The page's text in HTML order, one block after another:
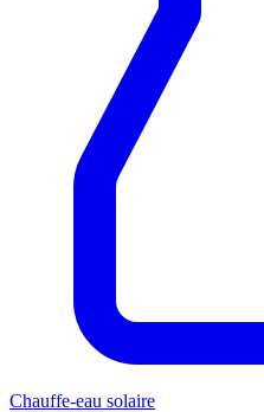
Chauffe-eau solaire